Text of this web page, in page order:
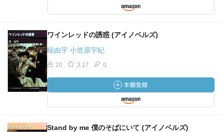
ワインレッドの誘惑 (アイノベルズ)
暁由宇 小笠原宇紀
20 3.17 0
Stand by me 僕のそばにいて (アイノベルズ)